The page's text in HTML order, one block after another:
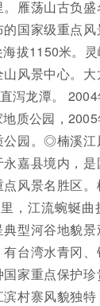
。雁荡山古负
国家级重点
拔1150米。
风景中心。
泻龙潭。
质公园，
公园。◎楠溪江
嘉县境内，
点风景名胜区
，江流蜿蜒曲
典型河谷地貌
有台湾水青冈
国家重点保护
滨村寨风貌独